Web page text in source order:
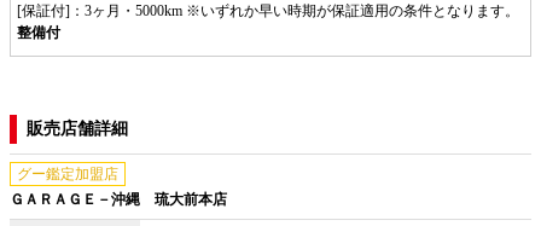
[保証付]：3ヶ月・5000km ※いずれか早い時期が保証適用の条件となります。
整備付
販売店舗詳細
グー鑑定加盟店
ＧＡＲＡＧＥ－沖縄 琉大前本店